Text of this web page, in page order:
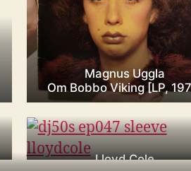
Magnus Uggla
Om Bobbo Viking [LP,
Lloyd Cole